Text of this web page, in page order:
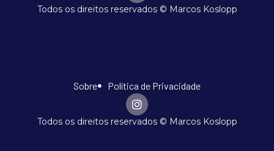
Todos os direitos reservados © Marcos Koslopp
Sobre Política de Privacidade
Todos os direitos reservados © Marcos Koslopp